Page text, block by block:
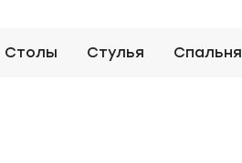
Столы Стулья Спальня